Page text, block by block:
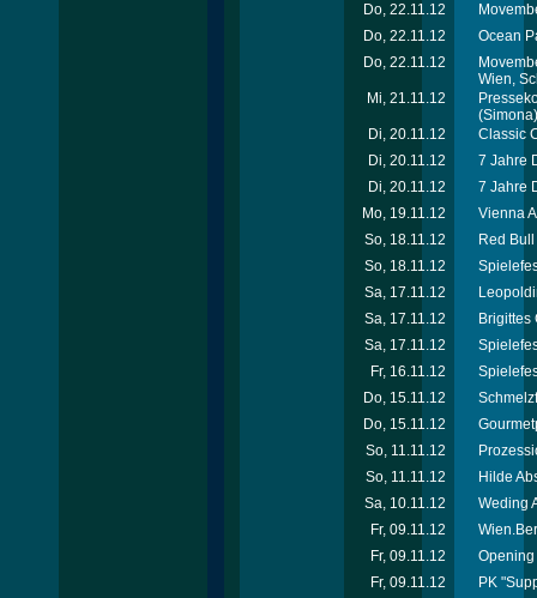
Do, 22.11.12
Do, 22.11.12
Ocean
Do, 22.11.12
Wien,
Mi, 21.11.12
(Simona)
Di, 20.11.12
Classic
Di, 20.11.12
7 Jahre
Di, 20.11.12
7 Jahre
Mo, 19.11.12
Vienna
So, 18.11.12
Red
So, 18.11.12
Sa, 17.11.12
Sa, 17.11.12
Brigittes
Sa, 17.11.12
Fr, 16.11.12
Do, 15.11.12
Do, 15.11.12
So, 11.11.12
So, 11.11.12
Hilde
Sa, 10.11.12
Weding
Fr, 09.11.12
Fr, 09.11.12
Opening
Fr, 09.11.12
PK